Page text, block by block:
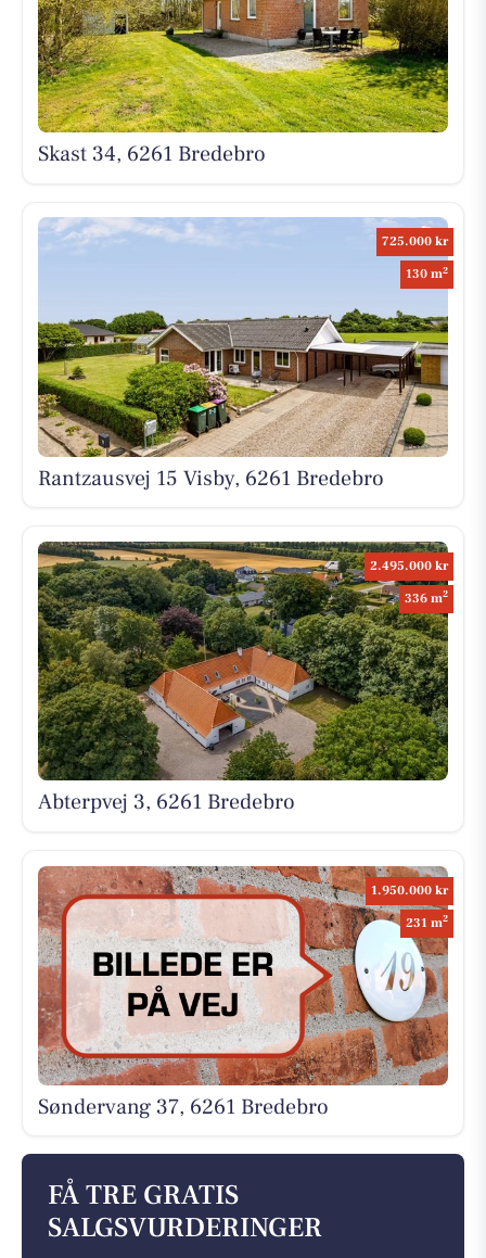
Skast 34, 6261 Bredebro
725.000 kr
130 m2
Rantzausvej 15 Visby, 6261 Bredebro
2.495.000 kr
336 m2
Abterpvej 3, 6261 Bredebro
1.950.000 kr
231 m2
Søndervang 37, 6261 Bredebro
FÅ TRE GRATIS
SALGSVURDERINGER